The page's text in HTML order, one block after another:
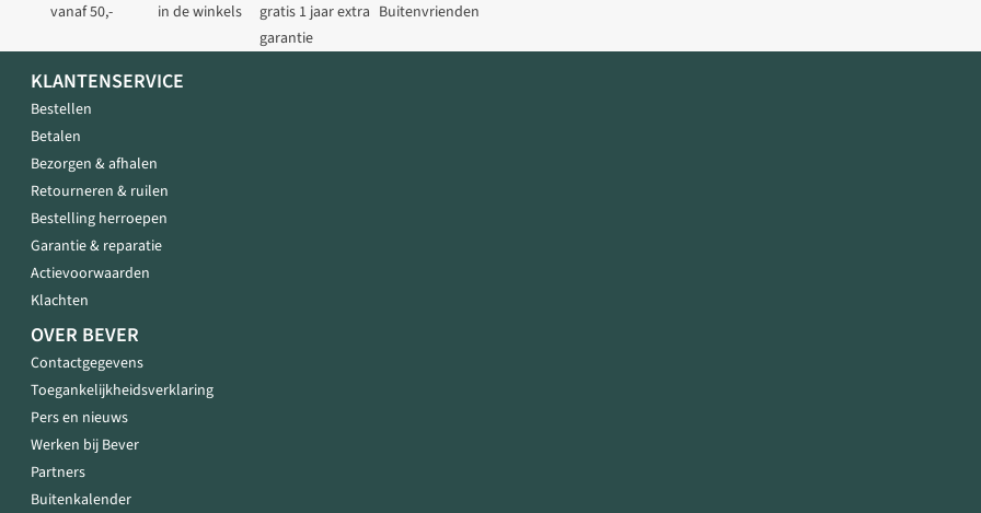
vanaf 50,-
in de winkels
gratis 1 jaar extra
garantie
Buitenvrienden
KLANTENSERVICE
Bestellen
Betalen
Bezorgen & afhalen
Retourneren & ruilen
Bestelling herroepen
Garantie & reparatie
Actievoorwaarden
Klachten
OVER BEVER
Contactgegevens
Toegankelijkheidsverklaring
Pers en nieuws
Werken bij Bever
Partners
Buitenkalender